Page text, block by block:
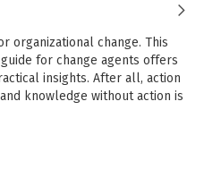
organizational change. This
for change agents offers
insights. After all, action
knowledge without action is
on how to quickly get down to